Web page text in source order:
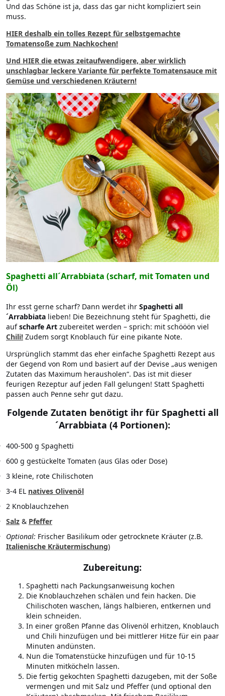
Und das Schöne ist ja, dass das gar nicht kompliziert sein
muss.
HIER deshalb ein tolles Rezept für selbstgemachte
Tomatensoße zum Nachkochen!
Und HIER die etwas zeitaufwendigere, aber wirklich
unschlagbar leckere Variante für perfekte Tomatensauce mit
Gemüse und verschiedenen Kräutern!
Spaghetti all´Arrabbiata (scharf, mit Tomaten und
Öl)
Ihr esst gerne scharf? Dann werdet ihr Spaghetti all
´Arrabbiata lieben! Die Bezeichnung steht für Spaghetti, die
aufscharfe Art zubereitet werden – sprich: mit schööön viel
Chili! Zudem sorgt Knoblauch für eine pikante Note.
Ursprünglich stammt das eher einfache Spaghetti Rezept aus
der Gegend von Rom und basiert auf der Devise „aus wenigen
Zutaten das Maximum herausholen“. Das ist mit dieser
feurigen Rezeptur auf jeden Fall gelungen! Statt Spaghetti
passen auch Penne sehr gut dazu.
Folgende Zutaten benötigt ihr für Spaghetti all
´Arrabbiata (4 Portionen):
400-500 g Spaghetti
600 g gestückelte Tomaten (aus Glas oder Dose)
3 kleine, rote Chilischoten
3-4 EL natives Olivenöl
2 Knoblauchzehen
Salz & Pfeffer
Optional: Frischer Basilikum oder getrocknete Kräuter (z.B.
Italienische Kräutermischung)
Zubereitung:
Spaghetti nach Packungsanweisung kochen
Die Knoblauchzehen schälen und fein hacken. Die
Chilischoten waschen, längs halbieren, entkernen und
klein schneiden.
In einer großen Pfanne das Olivenöl erhitzen, Knoblauch
und Chili hinzufügen und bei mittlerer Hitze für ein paar
Minuten andünsten.
Nun die Tomatenstücke hinzufügen und für 10-15
Minuten mitköcheln lassen.
Die fertig gekochten Spaghetti dazugeben, mit der Soße
vermengen und mit Salz und Pfeffer (und optional den